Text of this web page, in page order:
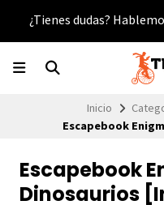
¿Tienes dudas?
Inicio
Escapebook
Escapebook
Dinosaurios